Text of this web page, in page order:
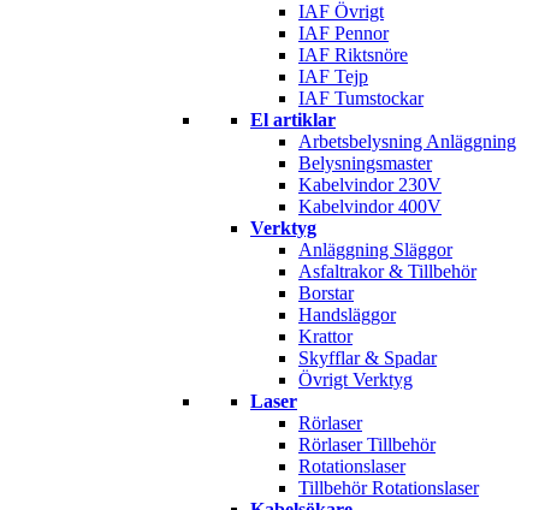
IAF Övrigt
IAF Pennor
IAF Riktsnöre
IAF Tejp
IAF Tumstockar
El artiklar
Arbetsbelysning Anläggning
Belysningsmaster
Kabelvindor 230V
Kabelvindor 400V
Verktyg
Anläggning Släggor
Asfaltrakor & Tillbehör
Borstar
Handsläggor
Krattor
Skyfflar & Spadar
Övrigt Verktyg
Laser
Rörlaser
Rörlaser Tillbehör
Rotationslaser
Tillbehör Rotationslaser